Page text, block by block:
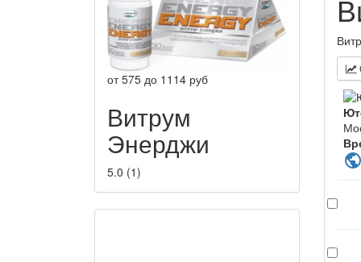
от575 до 1114 руб
Витрум
Энерджи
5.0 (1)
public